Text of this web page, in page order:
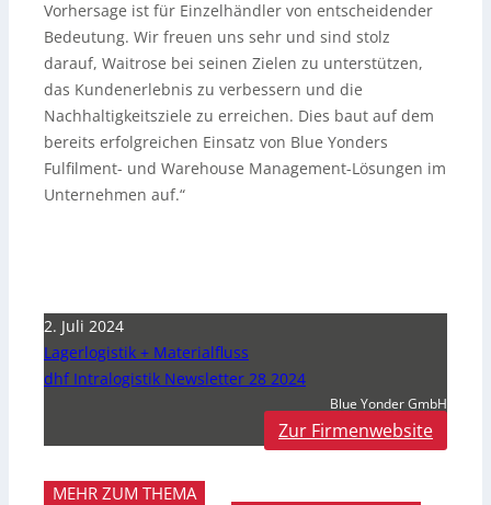
Vorhersage ist für Einzelhändler von entscheidender
Bedeutung. Wir freuen uns sehr und sind stolz
darauf, Waitrose bei seinen Zielen zu unterstützen,
das Kundenerlebnis zu verbessern und die
Nachhaltigkeitsziele zu erreichen. Dies baut auf dem
bereits erfolgreichen Einsatz von Blue Yonders
Fulfilment- und Warehouse Management-Lösungen im
Unternehmen auf.“
2. Juli 2024
Lagerlogistik + Materialfluss
dhf Intralogistik Newsletter 28 2024
Blue Yonder GmbH
Zur Firmenwebsite
MEHR ZUM THEMA